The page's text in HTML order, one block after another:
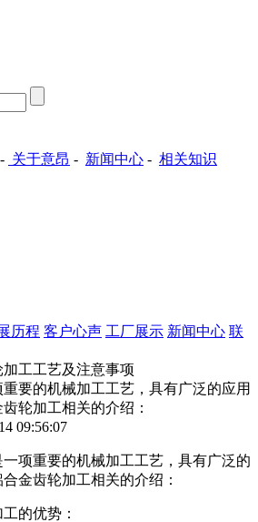
- 关于意昂 - 新闻中心 - 相关知识
历程 客户心声 工厂展示 新闻中心 联
工工艺及注意事项
要的机械加工工艺，具有广泛的应用
轮加工相关的介绍：
09:56:07
项重要的机械加工工艺，具有广泛的
金齿轮加工相关的介绍：
的优势：